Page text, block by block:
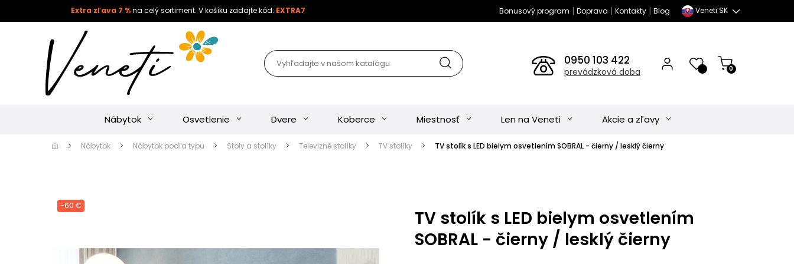
Extra zľava 7 %na celý sortiment. V košíku zadajte kód: EXTRA7 Bonusový program | Doprava | Kontakty| Blog Veneti SK
0950 103 422
prevádzková doba 0
Nábytok Osvetlenie Dvere Koberce Miestnosť Len na Veneti Akcie a zľavy
Nábytok Nábytok podľa typu Stoly a stolíky Televizné stolíky TV stolíky TV stolík s LED bielym osvetlením SOBRAL - čierny / lesklý čierny
-60 €
TV stolík s LED bielym osvetlením
SOBRAL - čierny / lesklý čierny